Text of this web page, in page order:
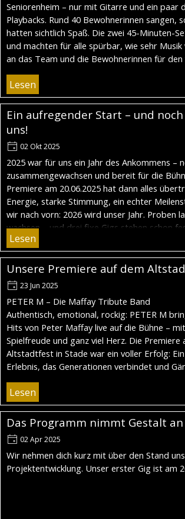
Seniorenheim – nur mit Gitarre und ein paar
Playbacks. Rund 40 Bewohnerinnen sangen,
hatten sichtlich Spaß. Die zwei 45-Minuten-
und machten für alle spürbar, wie sehr Musik
an das Team und die Bewohnerinnen für
Lesen
Ein aufregender Start – und
uns!
02 Okt 2025
2025 war für uns ein Jahr des Ankommens –
zusammengewachsen und bereit für die
Premiere am 20.06.2025 hat dann alles
Energie, starke Stimmung, ein echter
wir nach vorn: 2026 wird unser Jahr. Proben
wachsen – und drei fixe Gigs stehen schon
folgen bald. Danke fürs Dabeisein!
Lesen
Unsere Premiere auf dem
23 Jun 2025
PETER M – Die Maffay Tribute Band
Authentisch, emotional, rockig: PETER M
Hits von Peter Maffay live auf die Bühne –
Spielfreude und ganz viel Herz. Die Premiere
Altstadtfest in Stade war ein voller Erfolg: Ein
Erlebnis, das Generationen verbindet und
Lesen
Das Programm nimmt Gestalt an
02 Apr 2025
Wir nehmen dich kurz mit über den Stand
Projektentwicklung. Unser erster Gig ist am